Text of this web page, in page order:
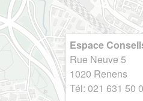
Espace
Rue Neuve 5
1020 Renens
Tél: 021 631 50